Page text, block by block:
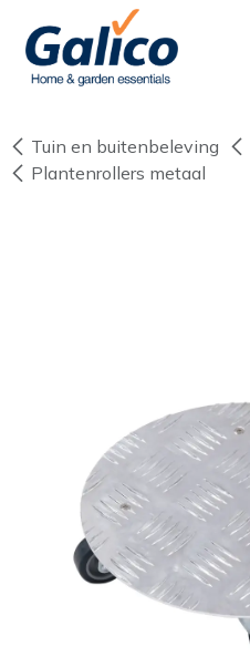
Overslaan naar inhoud
Tuin en buitenbeleving
Plantenrollers metaal